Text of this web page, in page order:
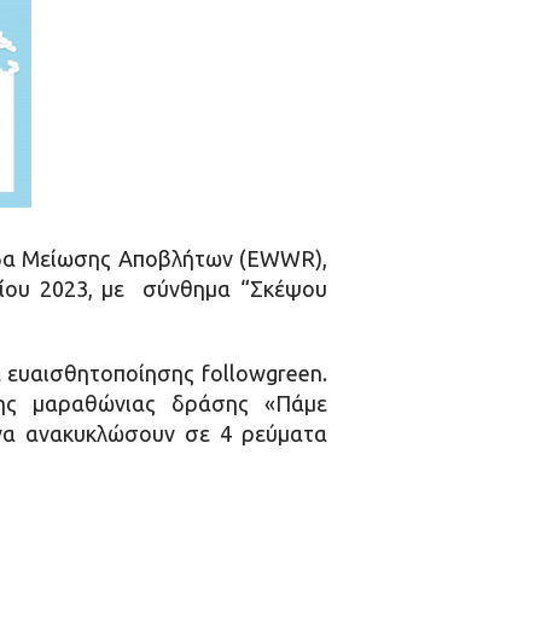
Μείωσης Αποβλήτων (EWWR),
2023, με σύνθημα “Σκέψου
ευαισθητοποίησης followgreen.
μαραθώνιας δράσης «Πάμε
ανακυκλώσουν σε 4 ρεύματα